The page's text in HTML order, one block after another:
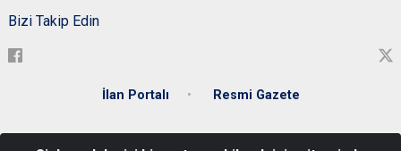
Bizi Takip Edin
İlan Portalı Resmi Gazete